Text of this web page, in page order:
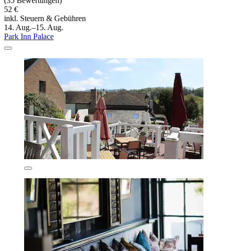
52 €
inkl. Steuern & Gebühren
14. Aug.–15. Aug.
Park Inn Palace